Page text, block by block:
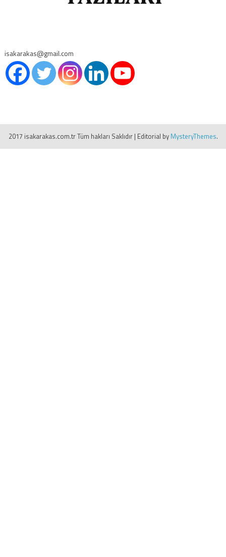
isakarakas@gmail.com
2017 isakarakas.com.tr Tüm hakları Saklıdır | Editorial by MysteryThemes.